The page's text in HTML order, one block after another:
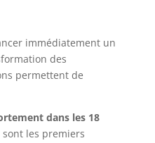
immédiatement un
des
permettent de
dans les 18
les premiers